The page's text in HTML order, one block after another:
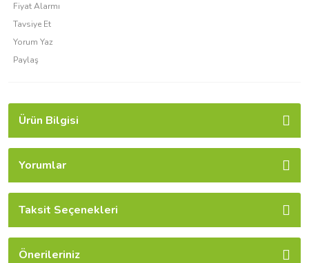
Fiyat Alarmı
Tavsiye Et
Yorum Yaz
Paylaş
Ürün Bilgisi
Yorumlar
Taksit Seçenekleri
Önerileriniz